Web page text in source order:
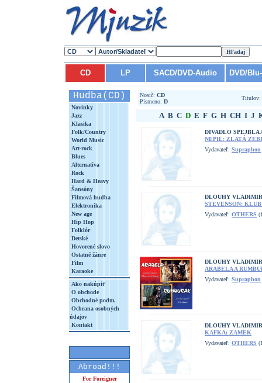
CD LP SACD/DVD-Audio DVD/
Hudba(CD)
Novinky
Jazz
Klasika
Folk/Country
World Music
Art-rock
Blues
Alternatíva
Rock
Hard & Heavy
Šansóny
Filmová hudba
Elektronika
New age
Hip Hop
Folklór
Detské
Hovorené slovo
Ostatné žánre
Film
Karaoke
Ako nakúpiť
O obchode
Obchodné podm.
Ochrana osobných
údajov
Kontakt
Abroad!!!
For Foreigner
Nosič: CD
Písmeno: D
A B C D E F G H CH I J
DIVADLO SPEJBLA
NEPIL: ZLATÁ
Vydavateľ: Supraphon
DLOUHY
STEVENSON:
Vydavateľ: OTHERS
DLOUHY
ARABELA A
Vydavateľ: Supraphon
DLOUHY
KAFKA: ZAMEK
Vydavateľ: OTHERS